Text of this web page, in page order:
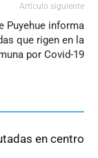
Artículo siguiente
Puyehue informa
que rigen en la
por Covid-19
en centro